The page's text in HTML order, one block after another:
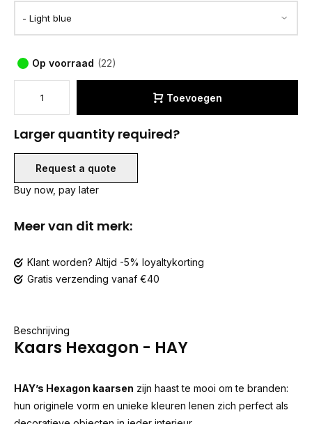
Op voorraad (22)
Toevoegen
Larger quantity required?
Request a quote
Buy now, pay later
Meer van dit merk:
Klant worden? Altijd -5% loyaltykorting
Gratis verzending vanaf €40
Beschrijving
Kaars Hexagon - HAY
HAY’s Hexagon kaarsen zijn haast te mooi om te branden:
hun originele vorm en unieke kleuren lenen zich perfect als